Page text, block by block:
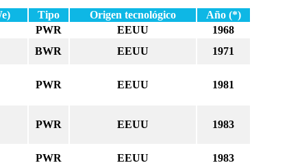
Tipo Origen tecnológico
Año (*)
PWR EEUU
1968
BWR EEUU 1971
PWR EEUU 1981
PWR EEUU 1983
PWR EEUU 1983